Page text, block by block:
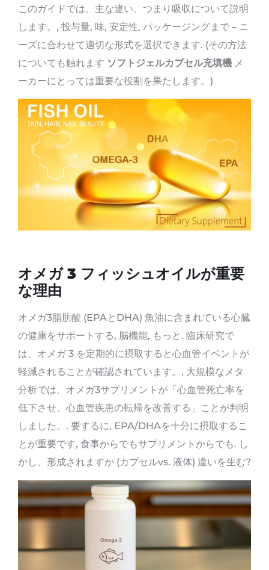
このガイドでは、主な違い、つまり吸収について説明
します。, 投与量, 味, 安定性, パッケージングまで – ニ
ーズに合わせて適切な形式を選択できます. (その方法
についても触れます ソフトジェルカプセル充填機 メ
ーカーにとっては重要な役割を果たします。)
オメガ 3 フィッシュオイルが重要
な理由
オメガ3脂肪酸 (EPAとDHA) 魚油に含まれている心臓
の健康をサポートする, 脳機能, もっと. 臨床研究で
は、オメガ 3 を定期的に摂取すると心血管イベントが
軽減されることが確認されています。, 大規模なメタ
分析では、オメガ3サプリメントが「心血管死亡率を
低下させ、心血管疾患の転帰を改善する」ことが判明
しました。. 要するに, EPA/DHAを十分に摂取するこ
とが重要です, 食事からでもサプリメントからでも. し
かし、形成されますか (カプセルvs. 液体) 違いを生む?